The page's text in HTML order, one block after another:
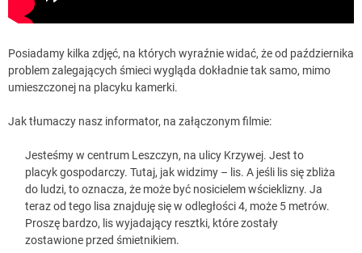
Posiadamy kilka zdjęć, na których wyraźnie widać, że od października
problem zalegających śmieci wygląda dokładnie tak samo, mimo
umieszczonej na placyku kamerki.
Jak tłumaczy nasz informator, na załączonym filmie:
Jesteśmy w centrum Leszczyn, na ulicy Krzywej. Jest to
placyk gospodarczy. Tutaj, jak widzimy – lis. A jeśli lis się zbliża
do ludzi, to oznacza, że może być nosicielem wścieklizny. Ja
teraz od tego lisa znajduję się w odległości 4, może 5 metrów.
Proszę bardzo, lis wyjadający resztki, które zostały
zostawione przed śmietnikiem.